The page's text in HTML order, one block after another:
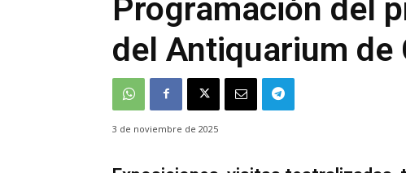
Programación del
del Antiquarium de
3 de noviembre de 2025